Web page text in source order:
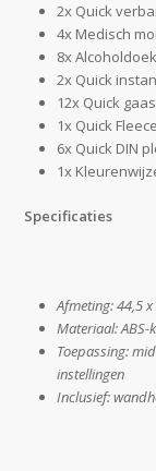
2x Quick
4x Medisch
8x
2x Quick
12x Quick
1x Quick
6x Quick DIN
1x
Specificaties
Afmeting: 44,5
Materiaal: ABS-
Toepassing:
instellingen
Inclusief: